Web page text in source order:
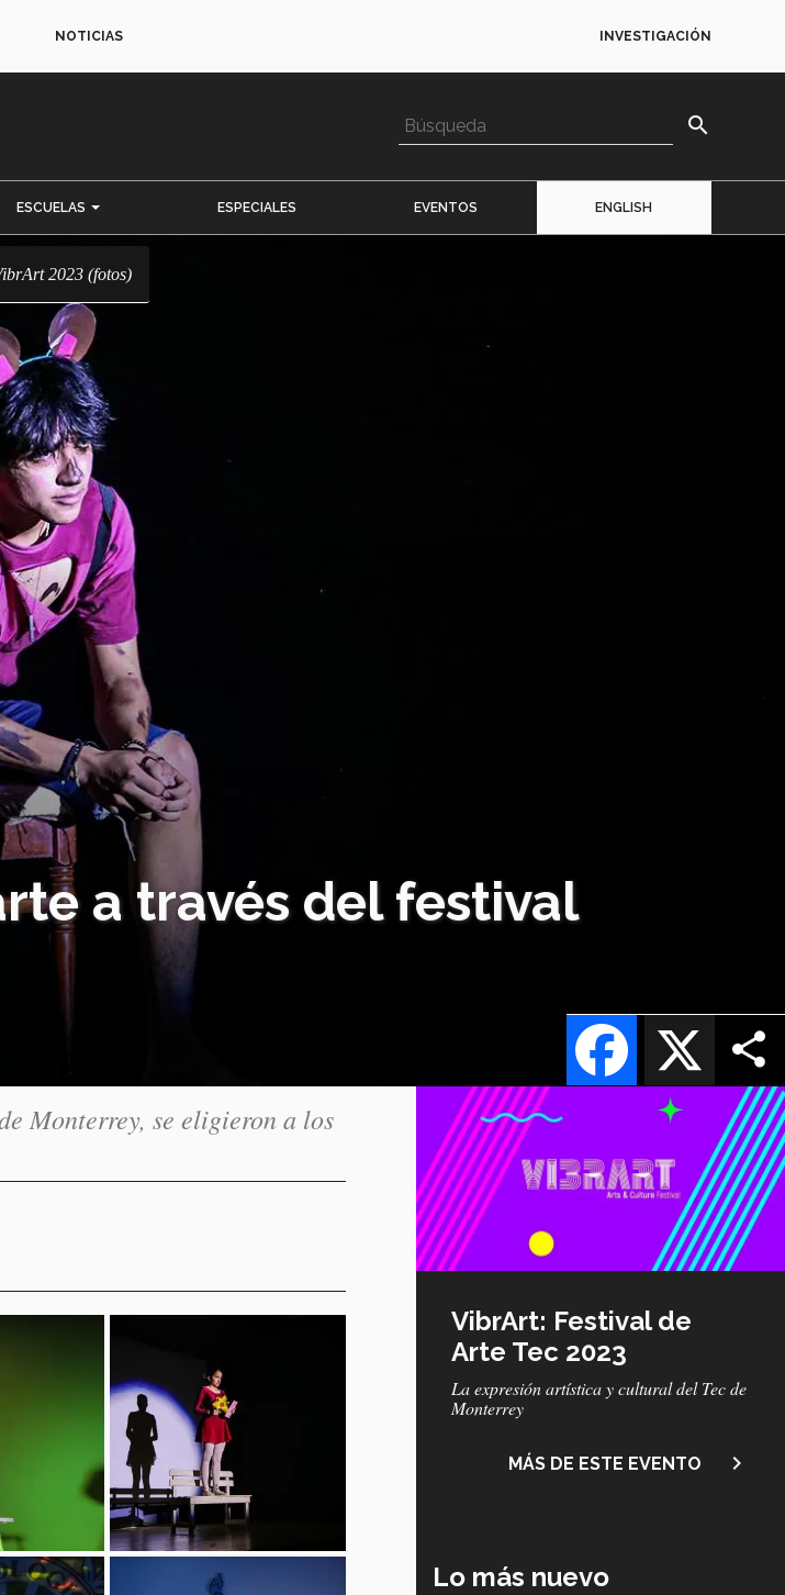
NOTICIAS INVESTIGACIÓN
search
ESCUELAS ESPECIALES EVENTOS ENGLISH
2023 (fotos)
a través del festival
X
Facebook
Monterrey, se eligieron a los
VibrArt: Festival de
Arte Tec 2023
La expresión artística y cultural del Tec de
Monterrey
MÁS DE ESTE EVENTO navigate_next
Lo más nuevo